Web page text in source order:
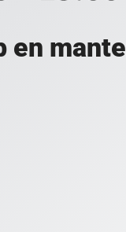
en